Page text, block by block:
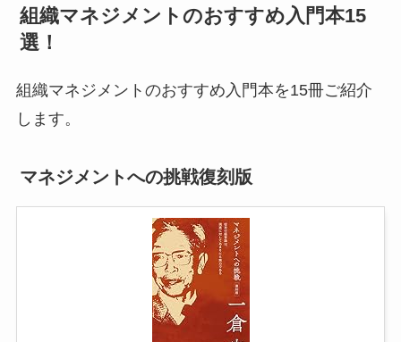
組織マネジメントのおすすめ入門本15
選！
組織マネジメントのおすすめ入門本を15冊ご紹介
します。
マネジメントへの挑戦復刻版